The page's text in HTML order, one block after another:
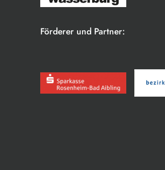
Förderer und Partner: